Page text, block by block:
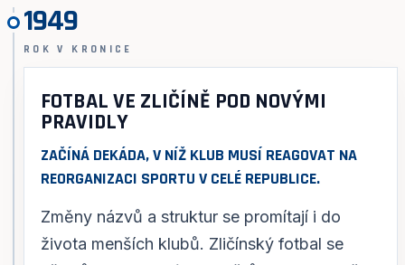
1949
ROK V KRONICE
FOTBAL VE ZLIČÍNĚ POD NOVÝMI
PRAVIDLY
ZAČÍNÁ DEKÁDA, V NÍŽ KLUB MUSÍ REAGOVAT NA
REORGANIZACI SPORTU V CELÉ REPUBLICE.
Změny názvů a struktur se promítají i do
života menších klubů. Zličínský fotbal se